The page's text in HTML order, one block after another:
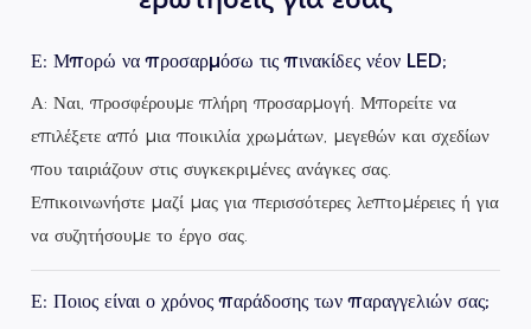
Ε: Μπορώ να προσαρμόσω τις πινακίδες νέον LED;
Α: Ναι, προσφέρουμε πλήρη προσαρμογή. Μπορείτε να
επιλέξετε από μια ποικιλία χρωμάτων, μεγεθών και σχεδίων
που ταιριάζουν στις συγκεκριμένες ανάγκες σας.
Επικοινωνήστε μαζί μας για περισσότερες λεπτομέρειες ή για
να συζητήσουμε το έργο σας.
Ε: Ποιος είναι ο χρόνος παράδοσης των παραγγελιών σας;